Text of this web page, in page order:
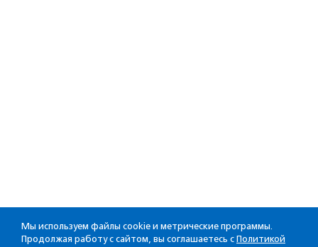
Мы используем файлы cookie и метрические программы.
Продолжая работу с сайтом, вы соглашаетесь с Политикой